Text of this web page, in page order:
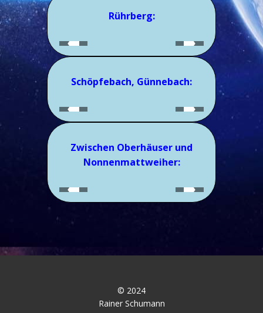
Rührberg:
Schöpfebach, Günnebach:
Zwischen Oberhäuser und
Nonnenmattweiher:
© 2024
Rainer Schumann